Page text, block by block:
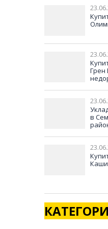
Грен
в